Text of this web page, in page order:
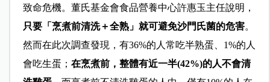
致命危機。董氏基金會食品營養中心許惠玉主任說明，
只要「烹煮前清洗＋全熟」就可避免沙門氏菌的危害。
然而在此次調查發現，有36%的人常吃半熟蛋、 1%的人
會吃生蛋； 在烹煮前， 整體有近一半(42%)的人不會清